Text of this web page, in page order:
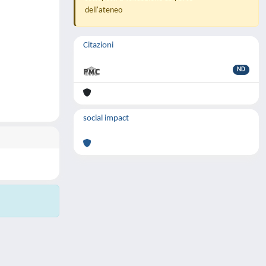
dell'ateneo
Citazioni
ND
social impact